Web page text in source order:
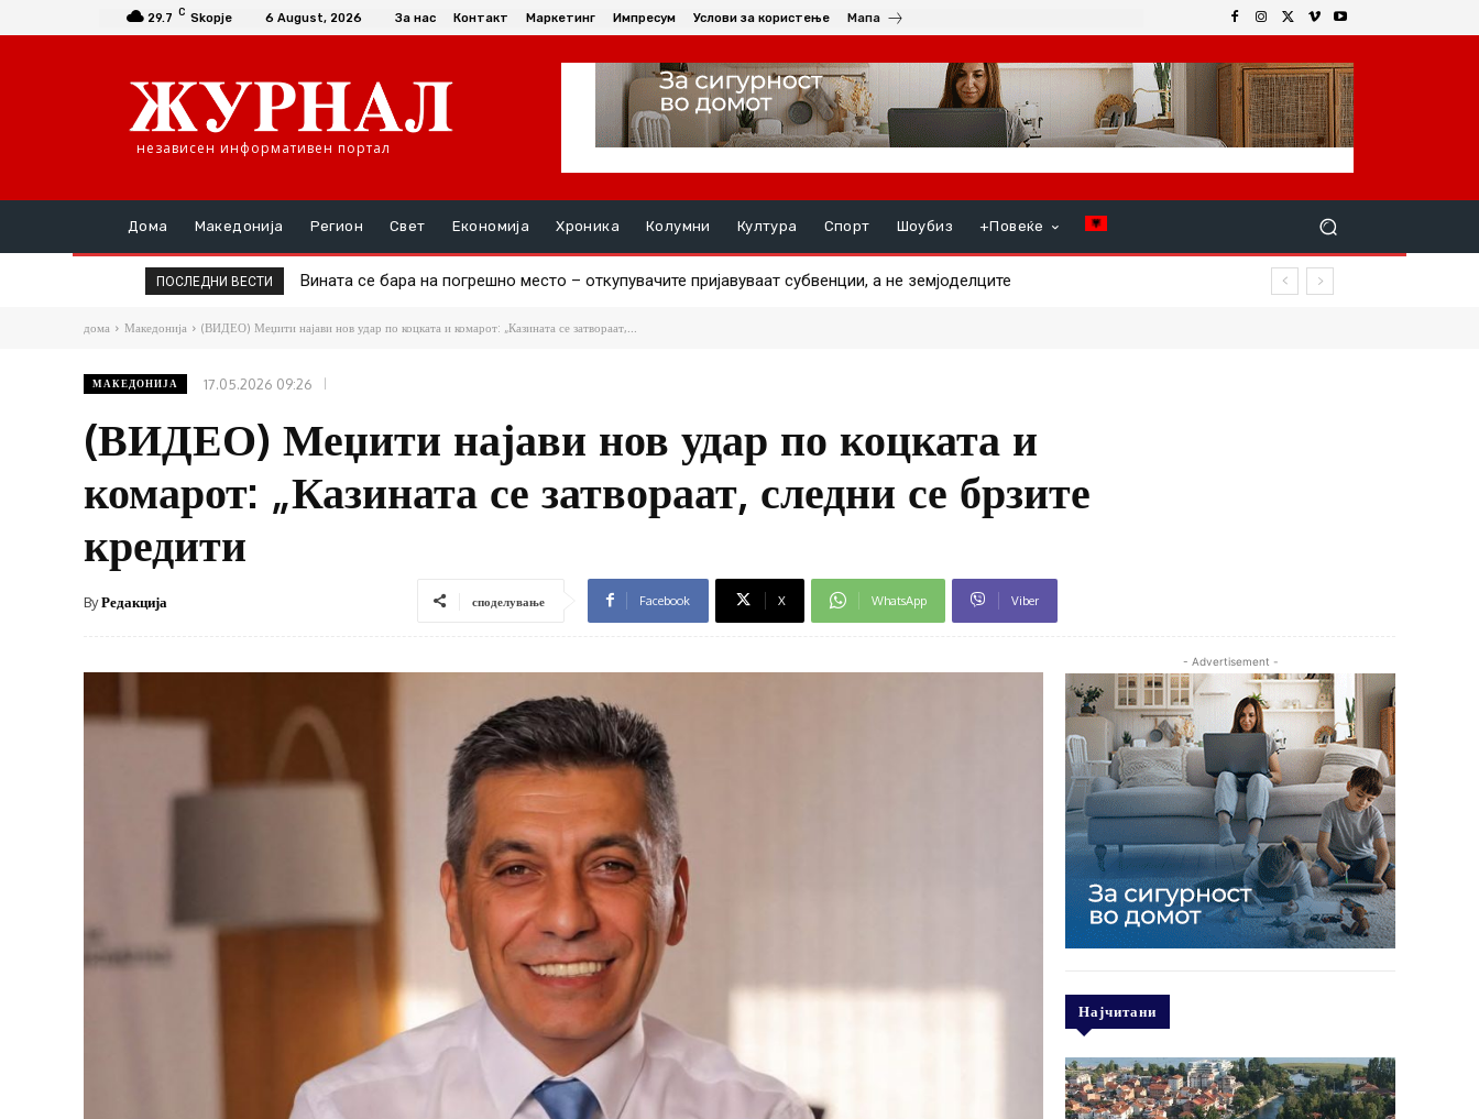
29.7 C Skopje 6 August, 2026 За нас Контакт Маркетинг Импресум Услови за користење Мапа
независен информативен портал
Дома Македонија Регион Свет Економија Хроника Колумни Култура Спорт Шоубиз +Повеќе
ПОСЛЕДНИ ВЕСТИ Вината се бара на погрешно место – откупувачите пријавуваат субвенции, а не земјоделците
Дел од онколошката терапија пристигна, другиот за два дена
дома Македонија (ВИДЕО) Меџити најави нов удар по коцката и комарот: „Казината се затвораат,...
МАКЕДОНИЈА 17.05.2026 09:26
(ВИДЕО) Меџити најави нов удар по коцката и
комарот: „Казината се затвораат, следни се брзите
кредити
ByРедакција споделување Facebook X WhatsApp Viber
- Advertisement -
Најчитани